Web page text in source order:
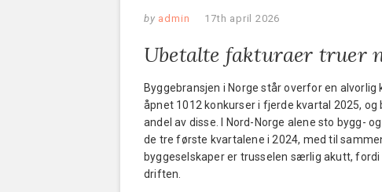
by admin 17th april 2026
Ubetalte fakturaer truer
Byggebransjen i Norge står overfor en
åpnet 1012 konkurser i fjerde kvartal 2025,
andel av disse. I Nord-Norge alene sto bygg-
de tre første kvartalene i 2024, med til
byggeselskaper er trusselen særlig akutt,
driften.